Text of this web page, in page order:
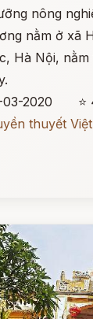
nông
nằm ở xã
Hà Nội, nằm
2020
⭐
thuyết